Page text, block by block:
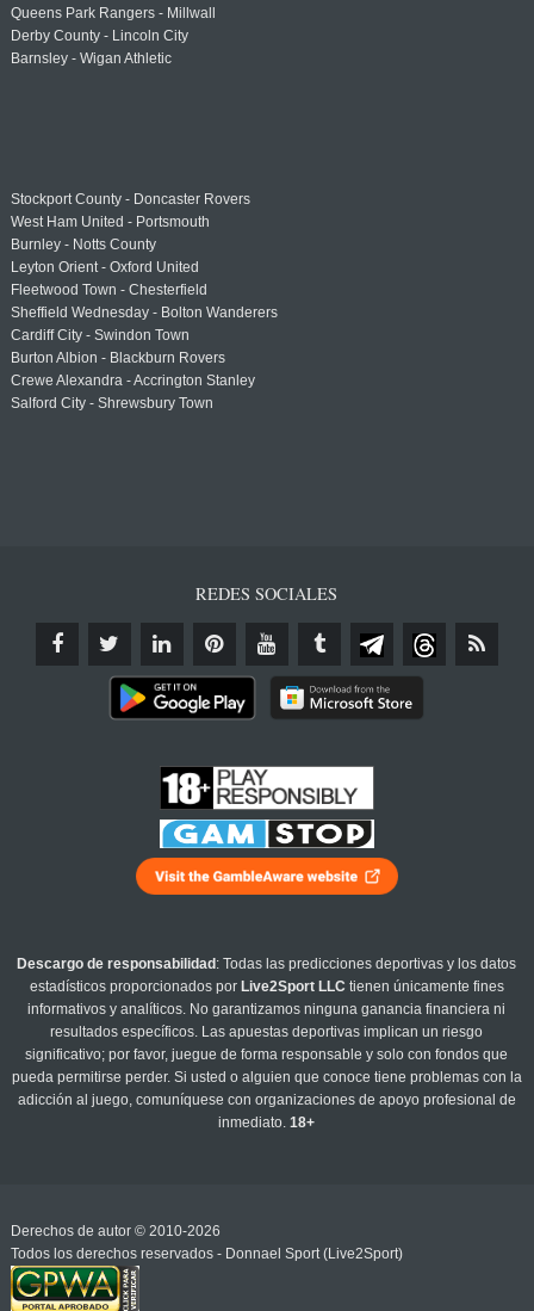
Queens Park Rangers - Millwall
Derby County - Lincoln City
Barnsley - Wigan Athletic
Stockport County - Doncaster Rovers
West Ham United - Portsmouth
Burnley - Notts County
Leyton Orient - Oxford United
Fleetwood Town - Chesterfield
Sheffield Wednesday - Bolton Wanderers
Cardiff City - Swindon Town
Burton Albion - Blackburn Rovers
Crewe Alexandra - Accrington Stanley
Salford City - Shrewsbury Town
REDES SOCIALES
Descargo de responsabilidad : Todas las predicciones deportivas y los datos
estadísticos proporcionados por Live2Sport LLC tienen únicamente fines
informativos y analíticos. No garantizamos ninguna ganancia financiera ni
resultados específicos. Las apuestas deportivas implican un riesgo
significativo; por favor, juegue de forma responsable y solo con fondos que
pueda permitirse perder. Si usted o alguien que conoce tiene problemas con la
adicción al juego, comuníquese con organizaciones de apoyo profesional de
inmediato.18+
Derechos de autor © 2010-2026
Todos los derechos reservados - Donnael Sport (Live2Sport)